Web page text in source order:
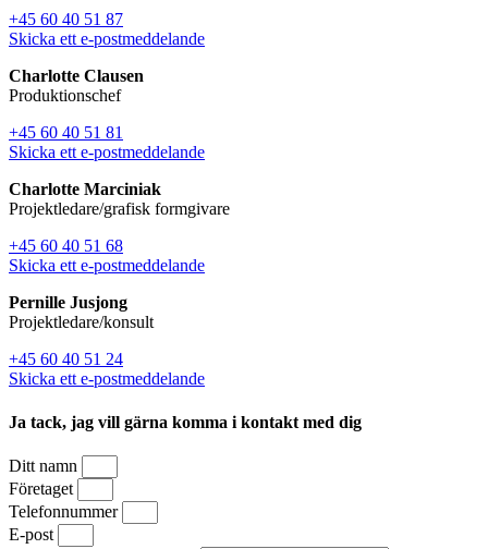
+45 60 40 51 87
Skicka ett e-postmeddelande
Charlotte Clausen
Produktionschef
+45 60 40 51 81
Skicka ett e-postmeddelande
Charlotte Marciniak
Projektledare/grafisk formgivare
+45 60 40 51 68
Skicka ett e-postmeddelande
Pernille Jusjong
Projektledare/konsult
+45 60 40 51 24
Skicka ett e-postmeddelande
Ja tack, jag vill gärna komma i kontakt med dig
Ditt namn
Företaget
Telefonnummer
E-post